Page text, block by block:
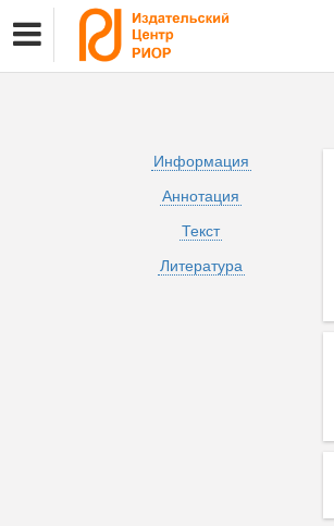
Информация
Аннотация
Текст
Литература